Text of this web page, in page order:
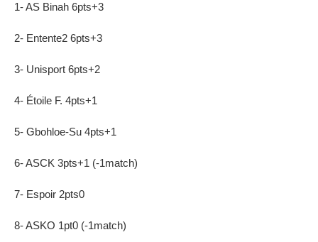
1- AS Binah 6pts+3
2- Entente2 6pts+3
3- Unisport 6pts+2
4- Étoile F. 4pts+1
5- Gbohloe-Su 4pts+1
6- ASCK 3pts+1 (-1match)
7- Espoir 2pts0
8- ASKO 1pt0 (-1match)